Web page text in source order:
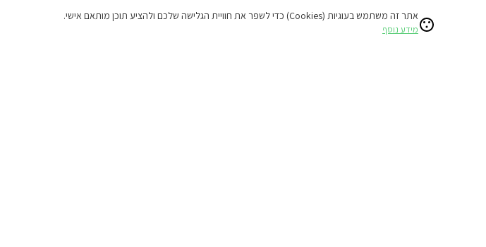
אתר זה משתמש בעוגיות (Cookies) כדי לשפר את חוויית הגלישה שלכם ולהציע תוכן מותאם אישי.
מידע נוסף